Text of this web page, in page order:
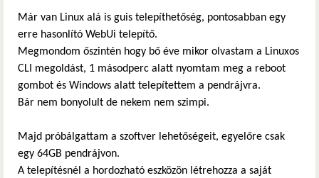
Már van Linux alá is guis telepíthetőség, pontosabban egy
erre hasonlító WebUi telepítő.
Megmondom őszintén hogy bő éve mikor olvastam a Linuxos
CLI megoldást, 1 másodperc alatt nyomtam meg a reboot
gombot és Windows alatt telepítettem a pendrájvra.
Bár nem bonyolult de nekem nem szimpi.
Majd próbálgattam a szoftver lehetőségeit, egyelőre csak
egy 64GB pendrájvon.
A telepítésnél a hordozható eszközön létrehozza a saját